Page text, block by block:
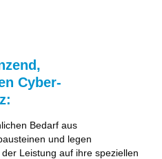
Cyber-
Bedarf aus
und legen
Leistung auf ihre speziellen